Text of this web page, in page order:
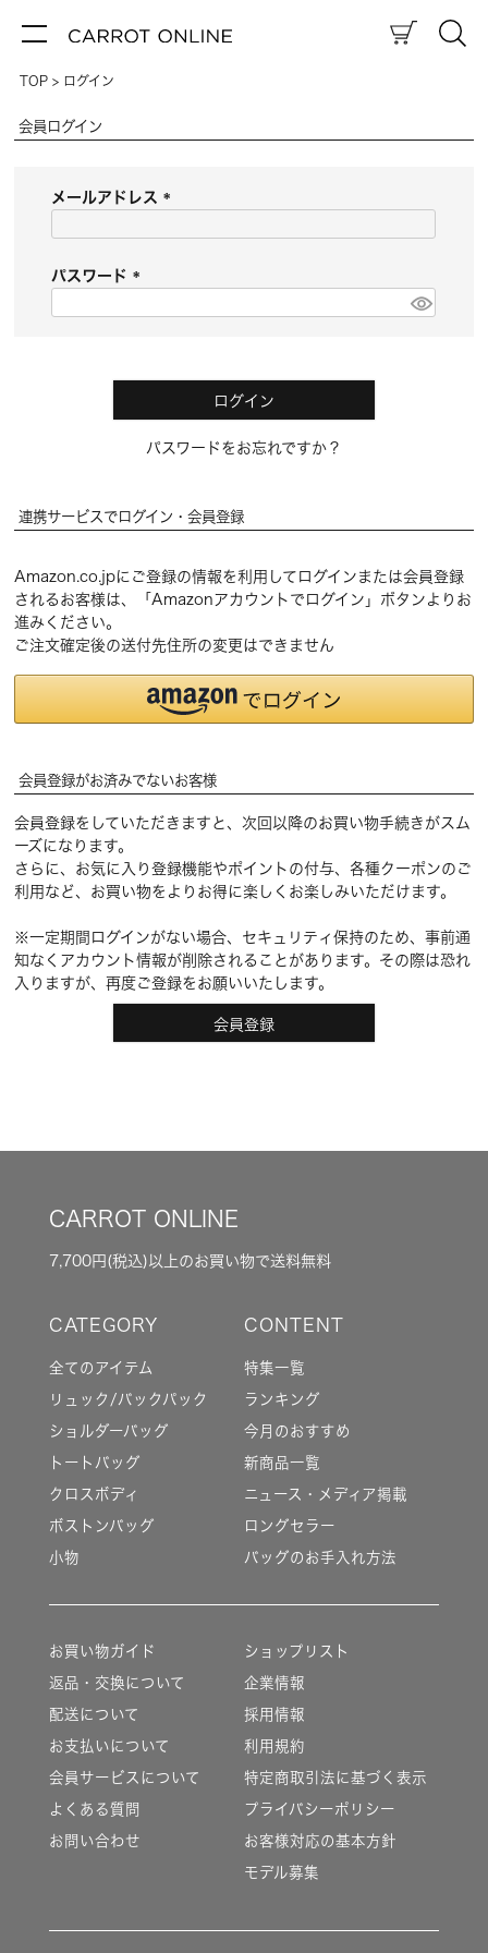
TOP ログイン
会員ログイン
メールアドレス
パスワード
ログイン
パスワードをお忘れですか？
連携サービスでログイン・会員登録
Amazon.co.jpにご登録の情報を利用してログインまたは会員登録
されるお客様は、「Amazonアカウントでログイン」ボタンよりお
進みください。
ご注文確定後の送付先住所の変更はできません
会員登録がお済みでないお客様
会員登録をしていただきますと、次回以降のお買い物手続きがスム
ーズになります。
さらに、お気に入り登録機能やポイントの付与、各種クーポンのご
利用など、お買い物をよりお得に楽しくお楽しみいただけます。
※一定期間ログインがない場合、セキュリティ保持のため、事前通
知なくアカウント情報が削除されることがあります。その際は恐れ
入りますが、再度ご登録をお願いいたします。
会員登録
CARROT ONLINE
7,700円(税込)以上のお買い物で送料無料
全てのアイテム
リュック/バックパック
ショルダーバッグ
トートバッグ
クロスボディ
ボストンバッグ
小物
特集一覧
ランキング
今月のおすすめ
新商品一覧
ニュース・メディア掲載
ロングセラー
バッグのお手入れ方法
お買い物ガイド
返品・交換について
配送について
お支払いについて
会員サービスについて
よくある質問
お問い合わせ
ショップリスト
企業情報
採用情報
利用規約
特定商取引法に基づく表示
プライバシーポリシー
お客様対応の基本方針
モデル募集